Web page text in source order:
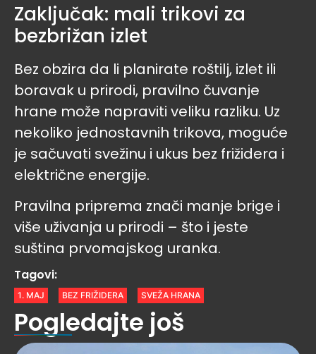
Zaključak: mali trikovi za
bezbrižan izlet
Bez obzira da li planirate roštilj, izlet ili
boravak u prirodi, pravilno čuvanje
hrane može napraviti veliku razliku. Uz
nekoliko jednostavnih trikova, moguće
je sačuvati svežinu i ukus bez frižidera i
električne energije.
Pravilna priprema znači manje brige i
više uživanja u prirodi – što i jeste
suština prvomajskog uranka.
Tagovi:
1. MAJ BEZ FRIŽIDERA SVEŽA HRANA
Pogledajte još